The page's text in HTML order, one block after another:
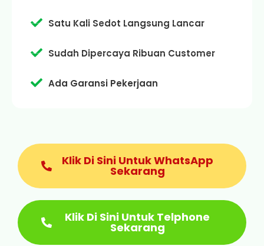
Satu Kali Sedot Langsung Lancar
Sudah Dipercaya Ribuan Customer
Ada Garansi Pekerjaan
Klik Di Sini Untuk WhatsApp
Sekarang
Klik Di Sini Untuk Telphone
Sekarang